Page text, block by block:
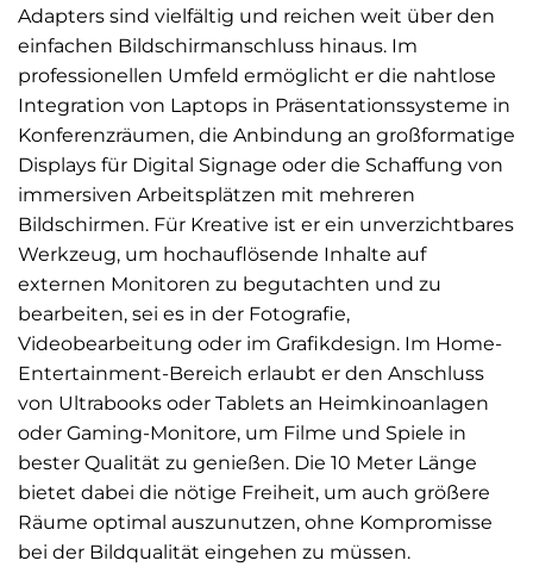
Adapters sind vielfältig und reichen weit über den
einfachen Bildschirmanschluss hinaus. Im
professionellen Umfeld ermöglicht er die nahtlose
Integration von Laptops in Präsentationssysteme in
Konferenzräumen, die Anbindung an großformatige
Displays für Digital Signage oder die Schaffung von
immersiven Arbeitsplätzen mit mehreren
Bildschirmen. Für Kreative ist er ein unverzichtbares
Werkzeug, um hochauflösende Inhalte auf
externen Monitoren zu begutachten und zu
bearbeiten, sei es in der Fotografie,
Videobearbeitung oder im Grafikdesign. Im Home-
Entertainment-Bereich erlaubt er den Anschluss
von Ultrabooks oder Tablets an Heimkinoanlagen
oder Gaming-Monitore, um Filme und Spiele in
bester Qualität zu genießen. Die 10 Meter Länge
bietet dabei die nötige Freiheit, um auch größere
Räume optimal auszunutzen, ohne Kompromisse
bei der Bildqualität eingehen zu müssen.